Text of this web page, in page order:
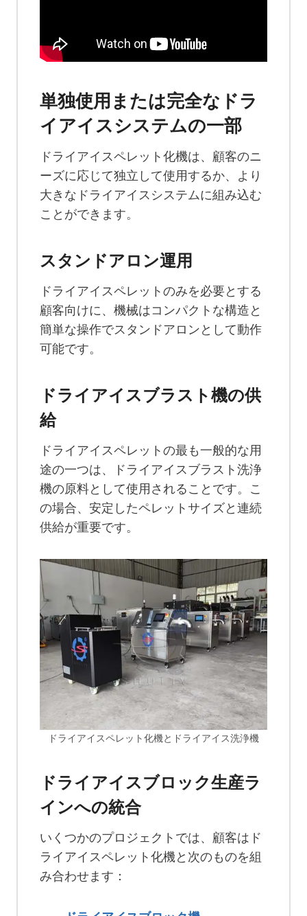
単独使用または完全なドラ
イアイスシステムの一部
ドライアイスペレット化機は、顧客のニ
ーズに応じて独立して使用するか、より
大きなドライアイスシステムに組み込む
ことができます。
スタンドアロン運用
ドライアイスペレットのみを必要とする
顧客向けに、機械はコンパクトな構造と
簡単な操作でスタンドアロンとして動作
可能です。
ドライアイスブラスト機の供
給
ドライアイスペレットの最も一般的な用
途の一つは、ドライアイスブラスト洗浄
機の原料として使用されることです。こ
の場合、安定したペレットサイズと連続
供給が重要です。
ドライアイスペレット化機とドライアイス洗浄機
ドライアイスブロック生産ラ
インへの統合
いくつかのプロジェクトでは、顧客はド
ライアイスペレット化機と次のものを組
み合わせます：